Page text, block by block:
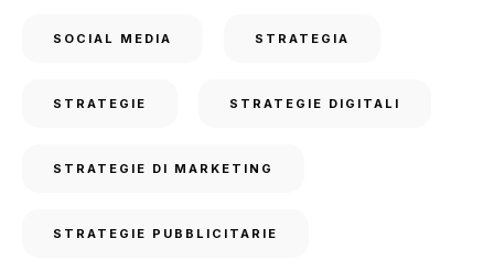
SOCIAL MEDIA STRATEGIA
STRATEGIE STRATEGIE DIGITALI
STRATEGIE DI MARKETING
STRATEGIE PUBBLICITARIE